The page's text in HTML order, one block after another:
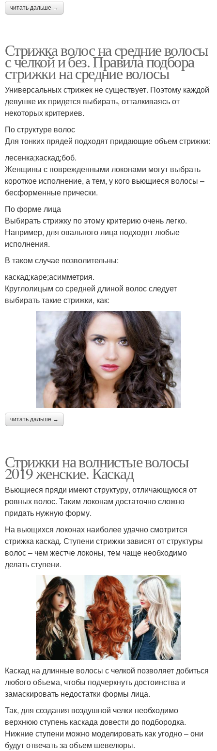
читать дальше →
Стрижка волос на средние волосы
с челкой и без. Правила подбора
стрижки на средние волосы
Универсальных стрижек не существует. Поэтому каждой
девушке их придется выбирать, отталкиваясь от
некоторых критериев.
По структуре волос
Для тонких прядей подходят придающие объем стрижки:
лесенка;каскад;боб.
Женщины с поврежденными локонами могут выбрать
короткое исполнение, а тем, у кого вьющиеся волосы –
бесформенные прически.
По форме лица
Выбирать стрижку по этому критерию очень легко.
Например, для овального лица подходят любые
исполнения.
В таком случае позволительны:
каскад;каре;асимметрия.
Круглолицым со средней длиной волос следует
выбирать такие стрижки, как:
читать дальше →
Стрижки на волнистые волосы
2019 женские. Каскад
Вьющиеся пряди имеют структуру, отличающуюся от
ровных волос. Таким локонам достаточно сложно
придать нужную форму.
На вьющихся локонах наиболее удачно смотрится
стрижка каскад. Ступени стрижки зависят от структуры
волос – чем жестче локоны, тем чаще необходимо
делать ступени.
Каскад на длинные волосы с челкой позволяет добиться
любого объема, чтобы подчеркнуть достоинства и
замаскировать недостатки формы лица.
Так, для создания воздушной челки необходимо
верхнюю ступень каскада довести до подбородка.
Нижние ступени можно моделировать как угодно – они
будут отвечать за объем шевелюры.